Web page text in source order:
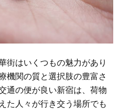
街はいくつもの魅力があり
機関の質と選択肢の豊富さ
通の便が良い新宿は、荷物
た人々が行き交う場所でも